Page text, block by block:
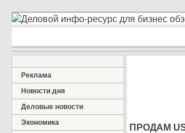
Деловой инфо-ресурс для бизнес
Реклама
Новости дня
Деловые новости
Экономика
ПРОДАМ